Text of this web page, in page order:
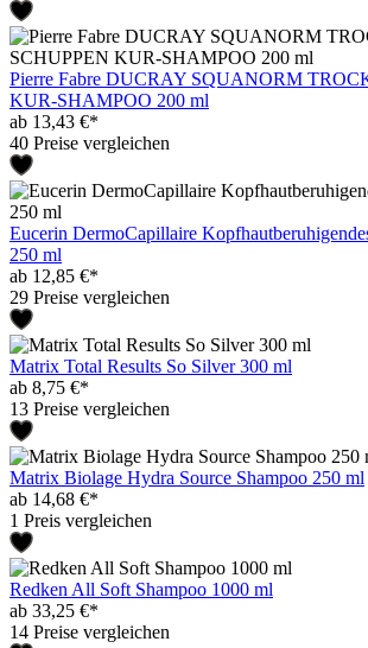
Pierre Fabre DUCRAY SQUANORM
KUR-SHAMPOO 200 ml
ab 13,43 €*
40 Preise vergleichen
Eucerin DermoCapillaire
250 ml
ab 12,85 €*
29 Preise vergleichen
Matrix Total Results So Silver 300 ml
ab 8,75 €*
13 Preise vergleichen
Matrix Biolage Hydra Source Shampoo 250 ml
ab 14,68 €*
1 Preis vergleichen
Redken All Soft Shampoo 1000 ml
ab 33,25 €*
14 Preise vergleichen